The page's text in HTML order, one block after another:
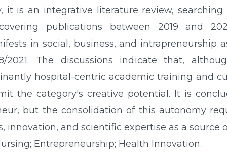
it is an integrative literature review, searching
publications between 2019 and
in social, business, and intrapreneurship
2021. The discussions indicate that,
hospital-centric academic training and
the category's creative potential. It is
but the consolidation of this autonomy
innovation, and scientific expertise as a source
Entrepreneurship; Health Innovation.